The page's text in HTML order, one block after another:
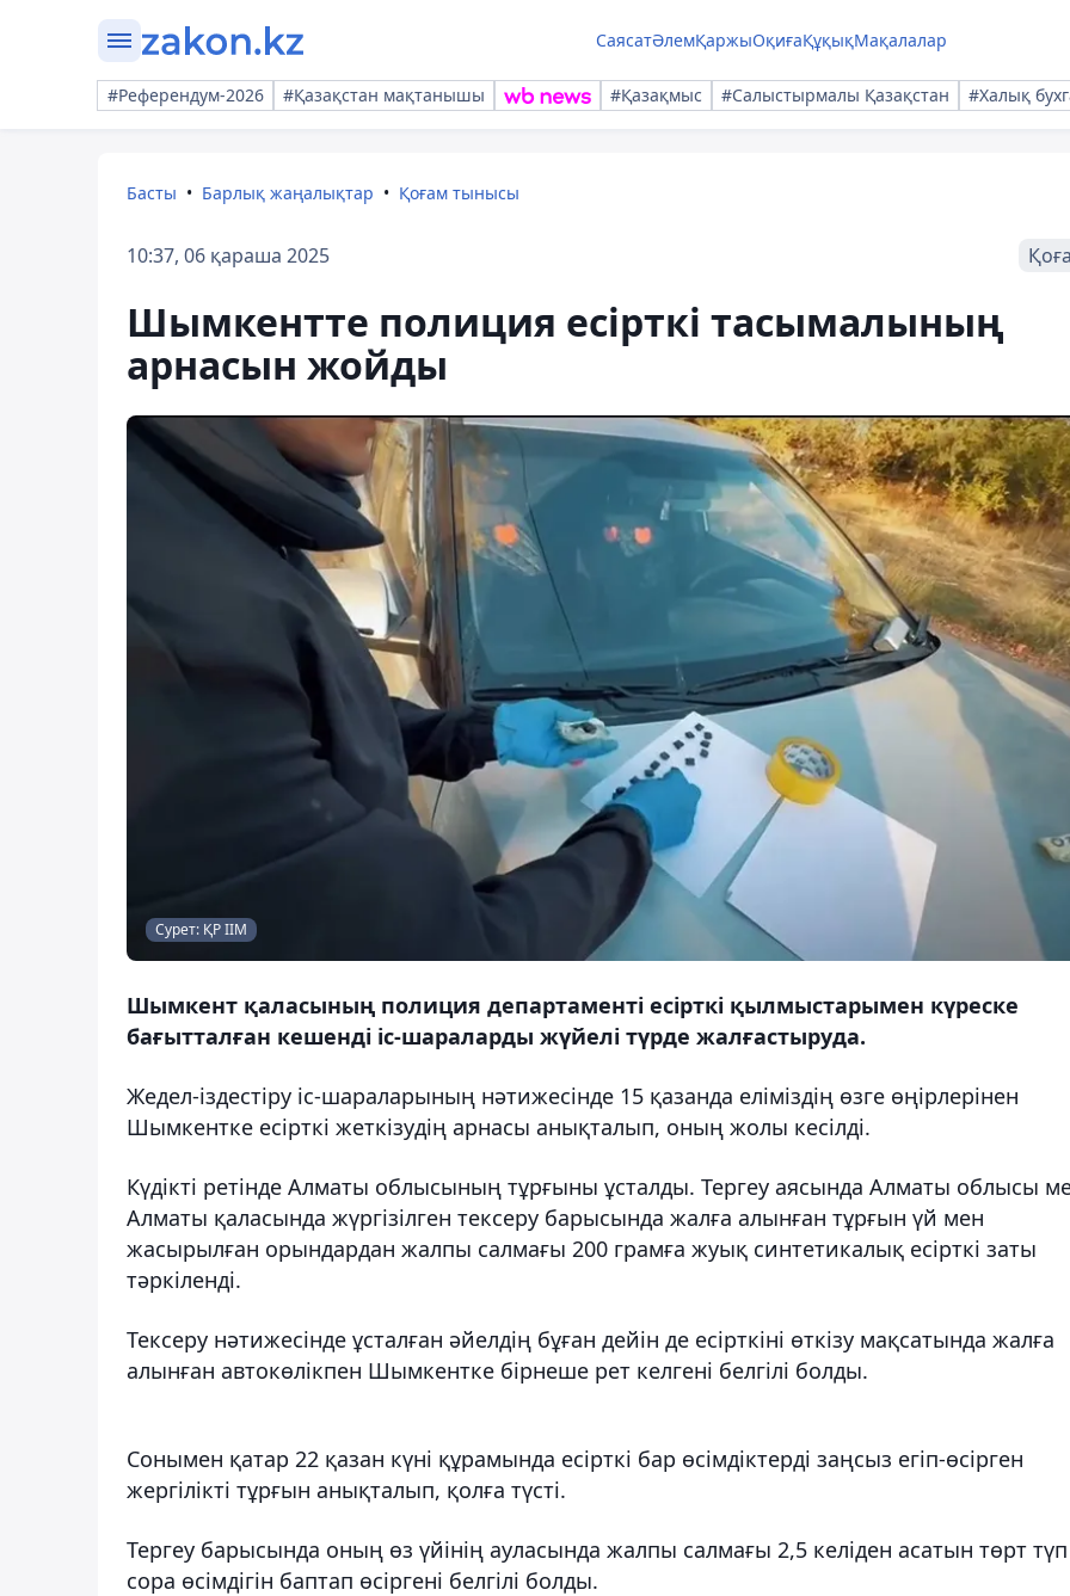
СаясатӘлемҚаржыОқиғаҚұқықМақалалар
#Референдум-2026 #Қазақстан мақтанышы #Қазақмыс #Салыстырмалы Қазақстан #Халық
Басты Барлық жаңалықтар Қоғам тынысы
10:37, 06 қараша 2025
Шымкентте полиция есірткі тасымалының
арнасын жойды
Сурет: ҚР ІІМ
Шымкент қаласының полиция департаменті есірткі қылмыстарымен күреске
бағытталған кешенді іс-шараларды жүйелі түрде жалғастыруда.
Жедел-іздестіру іс-шараларының нәтижесінде 15 қазанда еліміздің өзге өңірлерінен
Шымкентке есірткі жеткізудің арнасы анықталып, оның жолы кесілді.
Күдікті ретінде Алматы облысының тұрғыны ұсталды. Тергеу аясында Алматы облысы
Алматы қаласында жүргізілген тексеру барысында жалға алынған тұрғын үй мен
жасырылған орындардан жалпы салмағы 200 грамға жуық синтетикалық есірткі заты
тәркіленді.
Тексеру нәтижесінде ұсталған әйелдің бұған дейін де есірткіні өткізу мақсатында жалға
алынған автокөлікпен Шымкентке бірнеше рет келгені белгілі болды.
Сонымен қатар 22 қазан күні құрамында есірткі бар өсімдіктерді заңсыз егіп-өсірген
жергілікті тұрғын анықталып, қолға түсті.
Тергеу барысында оның өз үйінің ауласында жалпы салмағы 2,5 келіден асатын төрт түп
сора өсімдігін баптап өсіргені белгілі болды.